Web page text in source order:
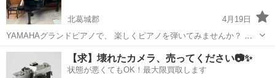
北葛城郡
4月19日
YAMAHAグランドピアノで、 楽しくピアノを弾いてみませんか？ 幼
児から大人の方まで ピアノの個人レッスンをしています♪ ピアノ教師
として30年の経験、 子ども発達障害支援アドバイザーの資格を習得。
1レッスン45分(4...
奈良 北葛城郡 ピアノ
【求】壊れたカメラ、売ってください📷✨
状態が悪くてもOK！最大限買取します